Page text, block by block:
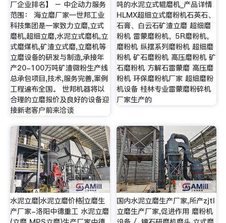
厂企业排名】 – 中企动力服务
范围： 海立磨厂家—世邦工业
科技集团是一家致力立磨,立式
磨机,超细立磨,水泥立式磨机,立
式磨煤机,矿渣立式磨,立磨机等
立磨设备的研发与制造,承接年
产20-100万吨矿渣微粉生产线
总承包项目,技术,服务完善,案例
工程遍布全国。 世邦机器将以
合理的立磨报价及良好的设备迎
接新老客户前来洽谈
吨的水泥立式辊磨机_产品详情
HLMX超细立式磨粉机石英石、
石膏、白云石矿渣立磨 超细磨
粉机 雷蒙磨粉机，5R磨粉机，
磨粉机 纵摆系列磨粉机 超细磨
粉机 矿石磨粉机 高压磨粉机 矿
石磨粉机 方解石雷蒙磨 高压磨
粉机 环保磨粉机厂家 超细磨粉
机设备 桂林专业雷蒙磨粉碎机
厂家生产的
水泥立磨|水泥立磨价格|立磨生
产厂家-洛阳中德重工 水泥立磨
国内水泥立磨生产厂家,所产zjtl
立磨生产厂家,促进作用 磨粉机